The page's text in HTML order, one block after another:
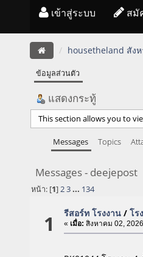
เข้าสู่ระบบ สมั
housetheland สัง
ข้อมูลส่วนตัว
แสดงกระทู้
This section allows you to
Messages Topics
Messages - deejepost
หน้า: [1]23... 134
1 รีสอร์ท โรงงาน/ โร
« เมื่อ: สิงหาคม 02,